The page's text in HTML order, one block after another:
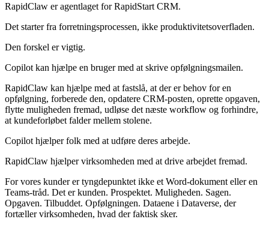
RapidClaw er agentlaget for RapidStart CRM.
Det starter fra forretningsprocessen, ikke produktivitetsoverfladen.
Den forskel er vigtig.
Copilot kan hjælpe en bruger med at skrive opfølgningsmailen.
RapidClaw kan hjælpe med at fastslå, at der er behov for en
opfølgning, forberede den, opdatere CRM-posten, oprette opgaven,
flytte muligheden fremad, udløse det næste workflow og forhindre,
at kundeforløbet falder mellem stolene.
Copilot hjælper folk med at udføre deres arbejde.
RapidClaw hjælper virksomheden med at drive arbejdet fremad.
For vores kunder er tyngdepunktet ikke et Word-dokument eller en
Teams-tråd. Det er kunden. Prospektet. Muligheden. Sagen.
Opgaven. Tilbuddet. Opfølgningen. Dataene i Dataverse, der
fortæller virksomheden, hvad der faktisk sker.